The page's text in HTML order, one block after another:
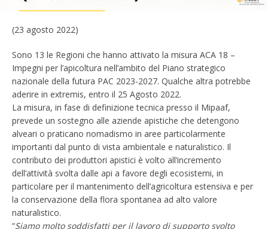
(23 agosto 2022)
Sono 13 le Regioni che hanno attivato la misura ACA 18 –
Impegni per l’apicoltura nell’ambito del Piano strategico
nazionale della futura PAC 2023-2027. Qualche altra potrebbe
aderire in extremis, entro il 25 Agosto 2022.
La misura, in fase di definizione tecnica presso il Mipaaf,
prevede un sostegno alle aziende apistiche che detengono
alveari o praticano nomadismo in aree particolarmente
importanti dal punto di vista ambientale e naturalistico. Il
contributo dei produttori apistici è volto all’incremento
dell’attività svolta dalle api a favore degli ecosistemi, in
particolare per il mantenimento dell’agricoltura estensiva e per
la conservazione della flora spontanea ad alto valore
naturalistico.
“Siamo molto soddisfatti per il lavoro di supporto svolto